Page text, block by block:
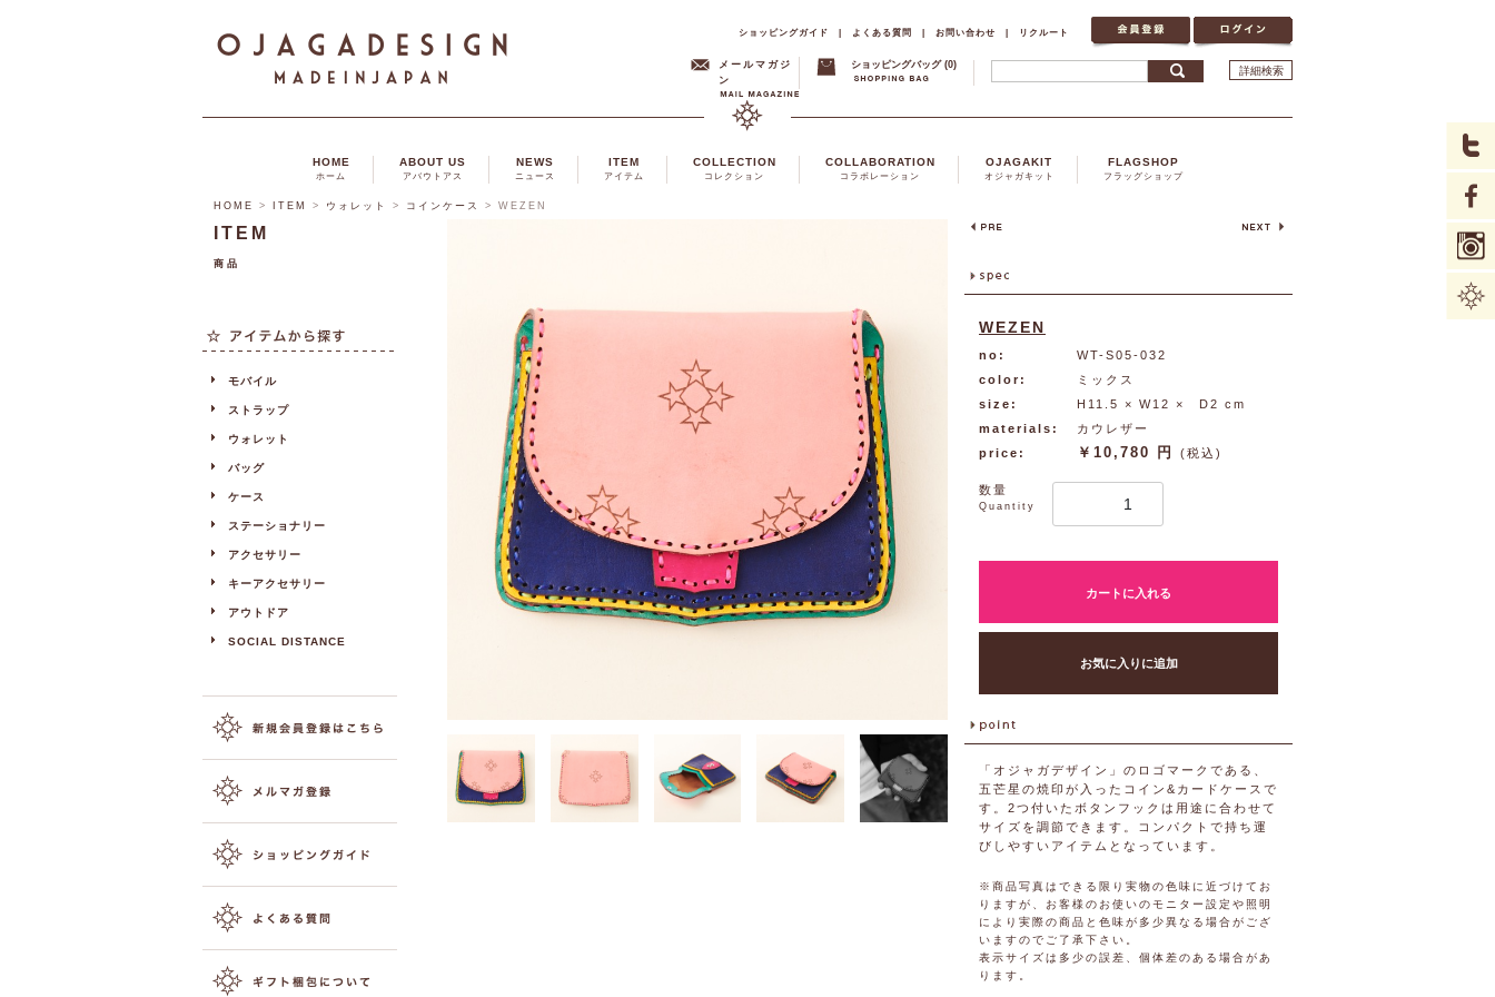
ショッピングガイド | よくある質問 | お問い合わせ | リクルート
メールマガジ
ン
ショッピングバッグ (0) 詳細検索
HOME
ホーム
ABOUT US
アバウトアス
NEWS
ニュース
ITEM
アイテム
COLLECTION
コレクション
COLLABORATION
コラボレーション
OJAGAKIT
オジャガキット
FLAGSHOP
フラッグショップ
HOME > ITEM > ウォレット > コインケース > WEZEN
WEZEN
no:
WT-S05-032
color:
ミックス
size:
H11.5 × W12 × D2 cm
materials:
カウレザー
price:
￥10,780 円 (税込)
数量
Quantity
カートに入れる
お気に入りに追加
「オジャガデザイン」のロゴマークである、
五芒星の焼印が入ったコイン&カードケースで
す。2つ付いたボタンフックは用途に合わせて
サイズを調節できます。コンパクトで持ち運
びしやすいアイテムとなっています。
※商品写真はできる限り実物の色味に近づけてお
りますが、お客様のお使いのモニター設定や照明
により実際の商品と色味が多少異なる場合がござ
いますのでご了承下さい。
表示サイズは多少の誤差、個体差のある場合があ
ります。
ITEM
商品
モバイル
ストラップ
ウォレット
バッグ
ケース
ステーショナリー
アクセサリー
キーアクセサリー
アウトドア
SOCIAL DISTANCE